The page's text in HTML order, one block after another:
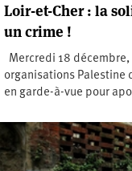
Loir-et-Cher : la
un crime !
Mercredi 18
organisations Palestine
en garde-à-vue pour